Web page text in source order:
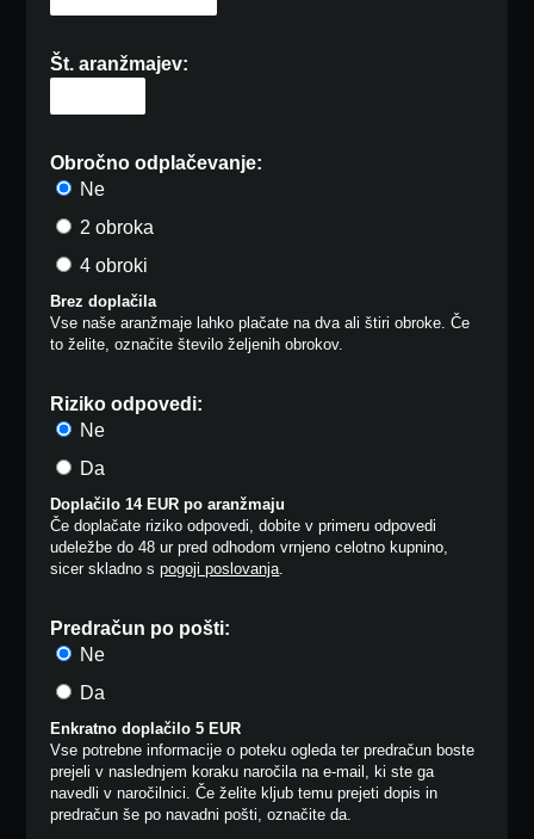
Št. aranžmajev:
Obročno odplačevanje:
Ne
2 obroka
4 obroki
Brez doplačila
Vse naše aranžmaje lahko plačate na dva ali štiri obroke. Če
to želite, označite število željenih obrokov.
Riziko odpovedi:
Ne
Da
Doplačilo 14 EUR po aranžmaju
Če doplačate riziko odpovedi, dobite v primeru odpovedi
udeležbe do 48 ur pred odhodom vrnjeno celotno kupnino,
sicer skladno spogoji poslovanja.
Predračun po pošti:
Ne
Da
Enkratno doplačilo 5 EUR
Vse potrebne informacije o poteku ogleda ter predračun boste
prejeli v naslednjem koraku naročila na e-mail, ki ste ga
navedli v naročilnici. Če želite kljub temu prejeti dopis in
predračun še po navadni pošti, označite da.